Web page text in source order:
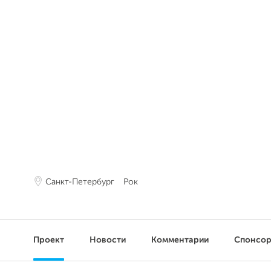
Санкт-Петербург Рок
Проект Новости Комментарии